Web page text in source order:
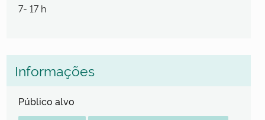
7- 17 h
Informações
Público alvo